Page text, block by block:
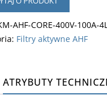
AHF-CORE-400V-100A-
Filtry aktywne AHF
ATRYBUTY